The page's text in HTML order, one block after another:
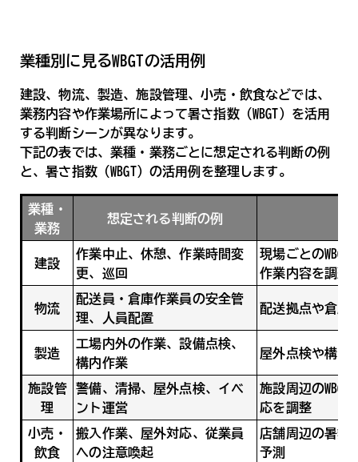
業種別に見るWBGTの活用例
建設、物流、製造、施設管理、小売・飲食などでは、
業務内容や作業場所によって暑さ指数（WBGT）を活用
する判断シーンが異なります。
下記の表では、業種・業務ごとに想定される判断の例
と、暑さ指数（WBGT）の活用例を整理します。
業種・
業務
想定される判断の例
建設
作業中止、休憩、作業時間変
更、巡回
現場ごとの
作業内容を調整
物流
配送員・倉庫作業員の安全管
理、人員配置
配送拠点や倉庫
製造
工場内外の作業、設備点検、
構内作業
屋外点検や構内
施設管
理
警備、清掃、屋外点検、イベ
ント運営
施設周辺の
応を調整
小売・
飲食
搬入作業、屋外対応、従業員
への注意喚起
店舗周辺の暑熱
予測